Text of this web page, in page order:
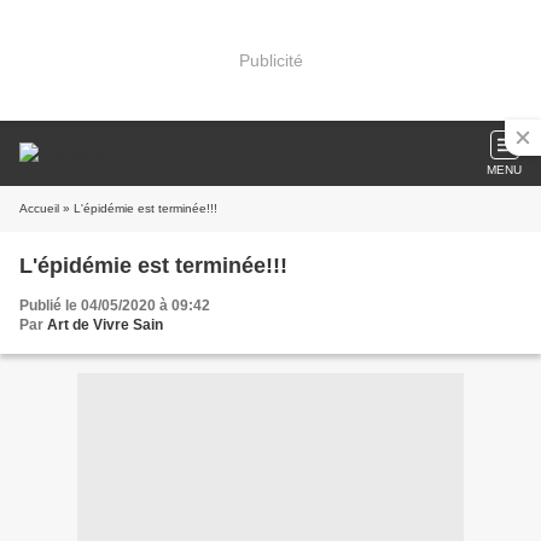
Publicité
MENU
Accueil » L'épidémie est terminée!!!
L'épidémie est terminée!!!
Publié le 04/05/2020 à 09:42
Par Art de Vivre Sain